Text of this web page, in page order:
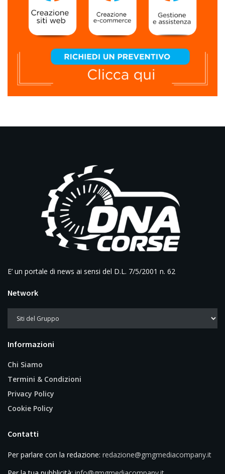
E’ un portale di news ai sensi del D.L. 7/5/2001 n. 62
Network
Informazioni
Chi Siamo
Termini & Condizioni
Privacy Policy
Cookie Policy
Contatti
Per parlare con la redazione: redazione@gmgmediacompany.it